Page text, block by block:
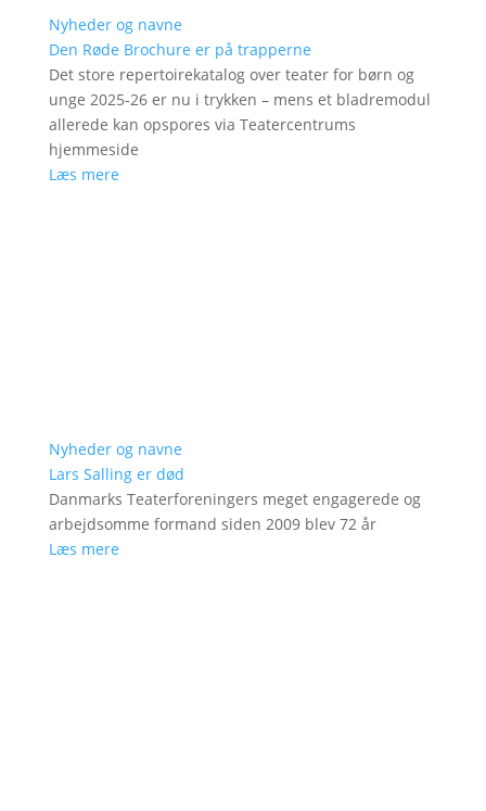
Nyheder og navne
Den Røde Brochure er på trapperne
Det store repertoirekatalog over teater for børn og
unge 2025-26 er nu i trykken – mens et bladremodul
allerede kan opspores via Teatercentrums
hjemmeside
Læs mere
Nyheder og navne
Lars Salling er død
Danmarks Teaterforeningers meget engagerede og
arbejdsomme formand siden 2009 blev 72 år
Læs mere